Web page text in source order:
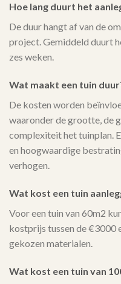
Hoe lang duurt het
De duur hangt af van de
project. Gemiddeld duurt
zes weken.
Wat maakt een tuin
De kosten worden
waaronder de grootte, de
complexiteit het tuinplan.
en hoogwaardige
verhogen.
Wat kost een tuin
Voor een tuin van 60m2
kostprijs tussen de €3000
gekozen materialen.
Wat kost een tuin van